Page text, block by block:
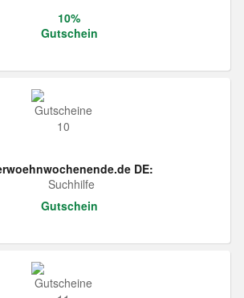
10%
Gutschein
DE:
Suchhilfe
Gutschein